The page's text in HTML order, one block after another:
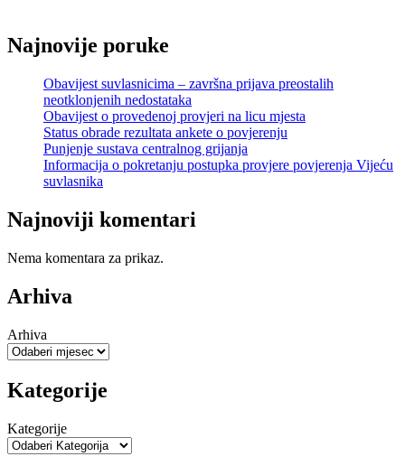
Najnovije poruke
Obavijest suvlasnicima – završna prijava preostalih
neotklonjenih nedostataka
Obavijest o provedenoj provjeri na licu mjesta
Status obrade rezultata ankete o povjerenju
Punjenje sustava centralnog grijanja
Informacija o pokretanju postupka provjere povjerenja Vijeću
suvlasnika
Najnoviji komentari
Nema komentara za prikaz.
Arhiva
Arhiva
Kategorije
Kategorije